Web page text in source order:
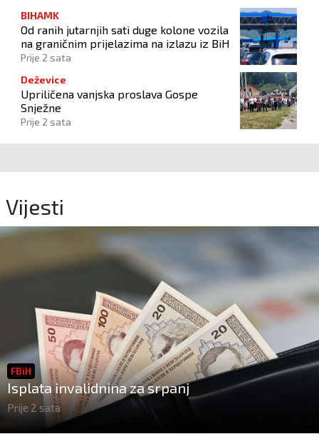
BIHAMK
Od ranih jutarnjih sati duge kolone vozila
na graničnim prijelazima na izlazu iz BiH
Prije 2 sata
Deževice
Upriličena vanjska proslava Gospe
Snježne
Prije 2 sata
Vijesti
FBiH
Isplata invalidnina za srpanj
Prije 2 sata